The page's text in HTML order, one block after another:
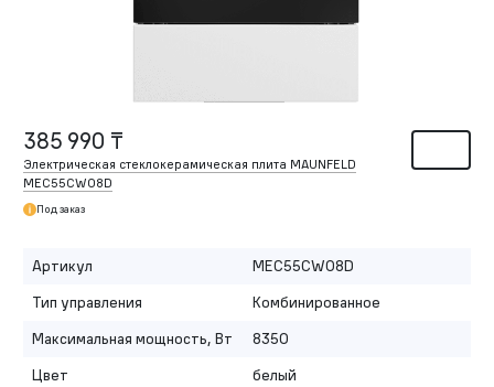
385 990 ₸
Электрическая стеклокерамическая плита MAUNFELD
MEC55CW08D
Под заказ
Артикул
MEC55CW08D
Тип управления
Комбинированное
Максимальная мощность, Вт
8350
Цвет
белый